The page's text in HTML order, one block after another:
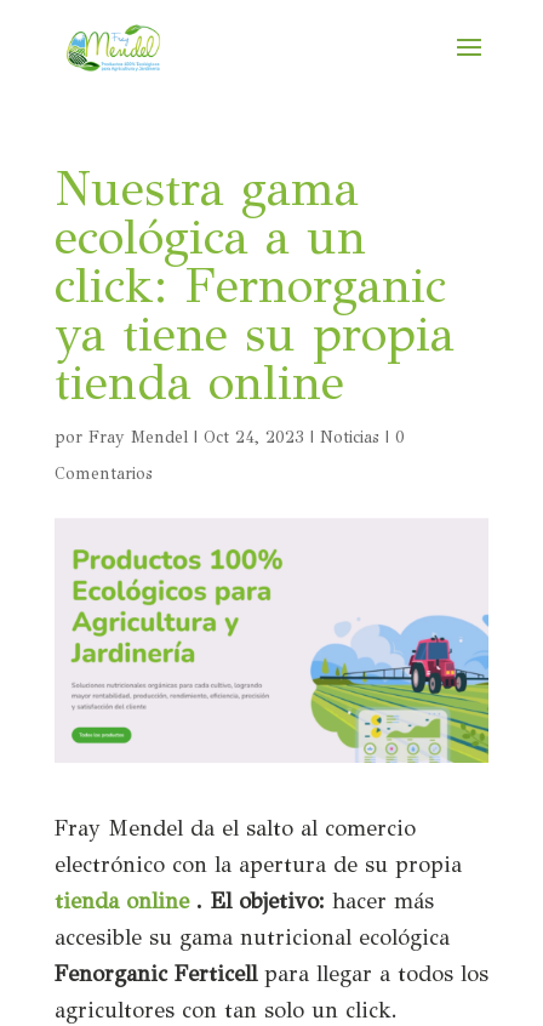
Nuestra gama
ecológica a un
click: Fernorganic
ya tiene su propia
tienda online
por Fray Mendel| Oct 24, 2023 | Noticias | 0
Comentarios
Fray Mendel da el salto al comercio
electrónico con la apertura de su propia
tienda online. El objetivo: hacer más
accesible su gama nutricional ecológica
Fenorganic Ferticellpara llegar a todos los
agricultores con tan solo un click.